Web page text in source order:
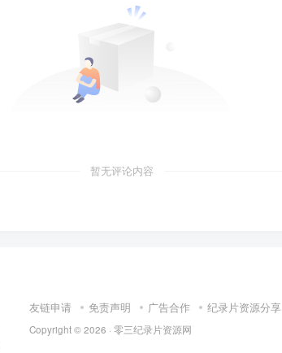
暂无评论内容
友链申请 免责声明 广告合作 纪录片资源分享
Copyright © 2026 · 零三纪录片资源网